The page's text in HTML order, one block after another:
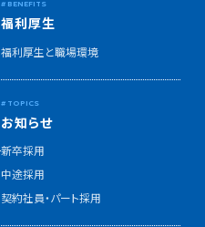
福利厚生
福利厚生と職場環境
お知らせ
新卒採用
中途採用
契約社員・パート採用